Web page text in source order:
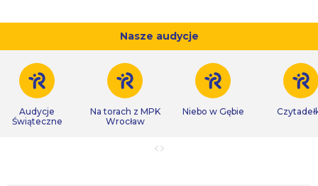
Nasze audycje
Audycje
Świąteczne
Na torach z MPK
Wrocław
Niebo w Gębie